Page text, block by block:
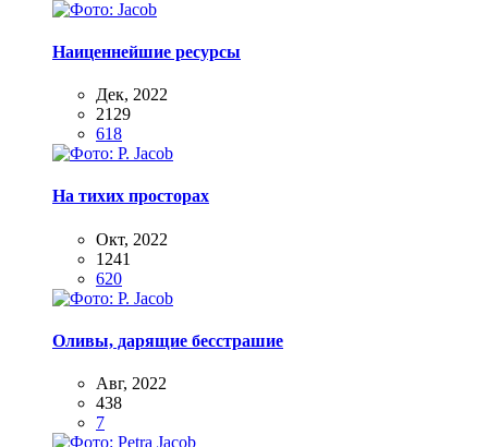
Наиценнейшие ресурсы
Дек, 2022
2129
618
На тихих просторах
Окт, 2022
1241
620
Оливы, дарящие бесстрашие
Авг, 2022
438
7